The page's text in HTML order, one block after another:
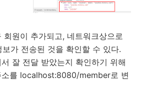
회원이 추가되고, 네트워크상으로
가 전송된 것을 확인할 수 있다.
잘 전달 받았는지 확인하기 위해
소를 localhost:8080/member로 변